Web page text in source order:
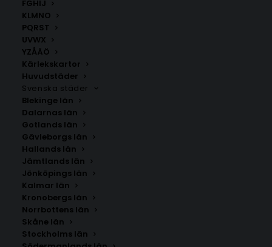
FGHIJ
KLMNO
PQRST
UVWX
YZÅÄÖ
Kärlekskartor
Huvudstäder
Svenska städer
Blekinge län
Dalarnas län
Gotlands län
Gävleborgs län
Hallands län
Jämtlands län
Jönköpings län
Kalmar län
Kronobergs län
Norrbottens län
Skåne län
Stockholms län